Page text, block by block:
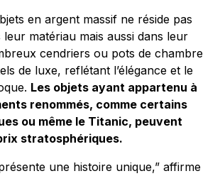
en argent massif ne réside pas
leur matériau mais aussi dans leur
cendriers ou pots de chambre
de luxe, reflétant l’élégance et le
Les objets ayant appartenu à
renommés, comme certains
ou même le Titanic, peuvent
stratosphériques.
une histoire unique,” affirme